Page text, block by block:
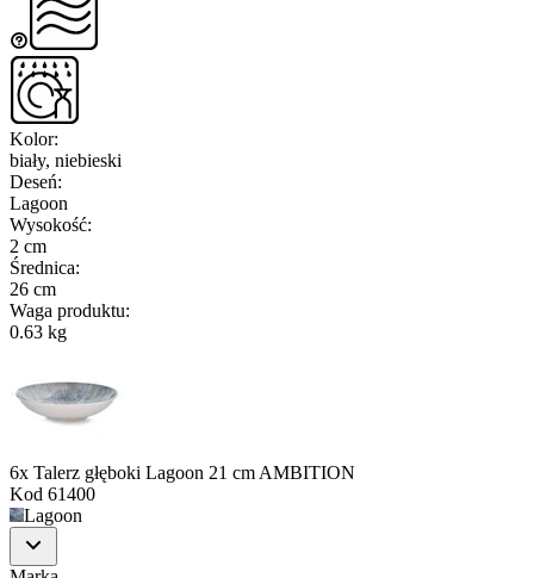
Kolor:
biały, niebieski
Deseń:
Lagoon
Wysokość:
2 cm
Średnica:
26 cm
Waga produktu:
0.63 kg
6x Talerz głęboki Lagoon 21 cm AMBITION
Kod 61400
Lagoon